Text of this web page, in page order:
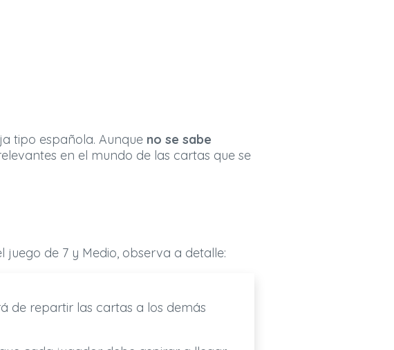
tipo española. Aunque no se sabe
en el mundo de las cartas que se
de 7 y Medio, observa a detalle:
de repartir las cartas a los demás